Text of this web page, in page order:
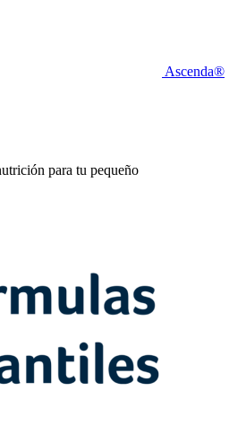
Ascenda®
para tu pequeño